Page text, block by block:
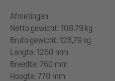
Afmetingen
Netto gewicht: 108,79 kg
Bruto gewicht: 128,79 kg
Lengte: 1260 mm
Breedte: 760 mm
Hoogte: 770 mm